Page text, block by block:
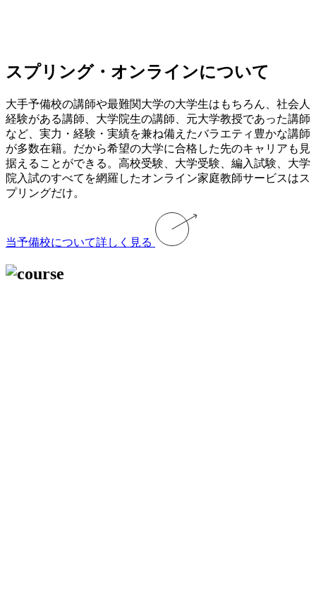
スプリング・オンラインについて
大手予備校の講師や最難関大学の大学生はもちろん、社会人
経験がある講師、大学院生の講師、元大学教授であった講師
など、実力・経験・実績を兼ね備えたバラエティ豊かな講師
が多数在籍。だから希望の大学に合格した先のキャリアも見
据えることができる。高校受験、大学受験、編入試験、大学
院入試のすべてを網羅したオンライン家庭教師サービスはス
プリングだけ。
当予備校について詳しく見る